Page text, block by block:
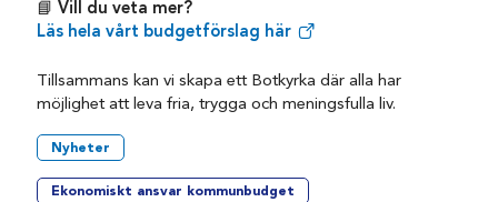
📘 Vill du veta mer?
Läs hela vårt budgetförslag här
Tillsammans kan vi skapa ett Botkyrka där alla har
möjlighet att leva fria, trygga och meningsfulla liv.
Nyheter
Ekonomiskt ansvar kommunbudget